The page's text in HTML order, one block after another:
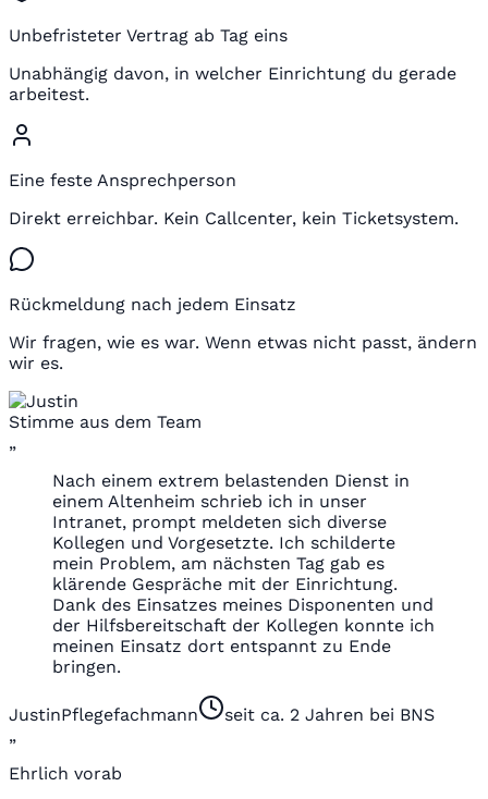
Unbefristeter Vertrag ab Tag eins
Unabhängig davon, in welcher Einrichtung du gerade
arbeitest.
Eine feste Ansprechperson
Direkt erreichbar. Kein Callcenter, kein Ticketsystem.
Rückmeldung nach jedem Einsatz
Wir fragen, wie es war. Wenn etwas nicht passt, ändern
wir es.
Stimme aus dem Team
„
Nach einem extrem belastenden Dienst in
einem Altenheim schrieb ich in unser
Intranet, prompt meldeten sich diverse
Kollegen und Vorgesetzte. Ich schilderte
mein Problem, am nächsten Tag gab es
klärende Gespräche mit der Einrichtung.
Dank des Einsatzes meines Disponenten und
der Hilfsbereitschaft der Kollegen konnte ich
meinen Einsatz dort entspannt zu Ende
bringen.
JustinPflegefachmann
seit ca. 2 Jahren bei BNS
„
Ehrlich vorab